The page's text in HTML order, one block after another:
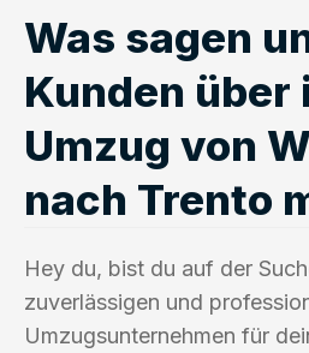
Was sagen
Kunden über
Umzug von
nach Trento
Hey du, bist du auf der
zuverlässigen und
Umzugsunternehmen für